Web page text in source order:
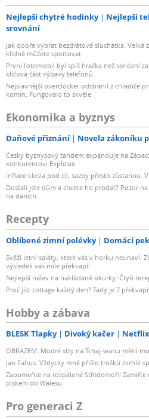
Nejlepší chytré hodinky Nejlepší
srovnání
Jak dobře vybrat bezdrátová sluchátka.
klidně můžete sportovat
První fotomobil byl spíš hračka než seriózní
klíčová část výbavy telefonů
Nejslavnější overclocker odstranil z chladiče
komín. Fungovalo to skvěle
Ekonomika a byznys
Daňové přiznání Novela zákoníku
Český byznysový tandem expanduje na
konkurentovi Explosie
Inflace klesla pod cíl, sazby přesto zůstanou.
Dostali jste dům a chcete ho prodat? Pozor
na daních
Recepty
Oblíbené zimní polévky Domácí
Svěží letní saláty, které vás v horku neunaví:
výsledek vás mile překvapí!
Nejlepší nálev na nakládané okurky: Čtyři
Proč jíst cottage každý den? Tady je 7
Hobby a zábava
BLESK Tlapky Divoký kačer
OBRAZEM: Modré slzy na Tchaj-wanu mění
Jan Faltus: Vždycky mně přišlo trošku zvrhlé
Zapomeňte na rozpálené Středomoří!
pískem do Walesu
Pro generaci Z